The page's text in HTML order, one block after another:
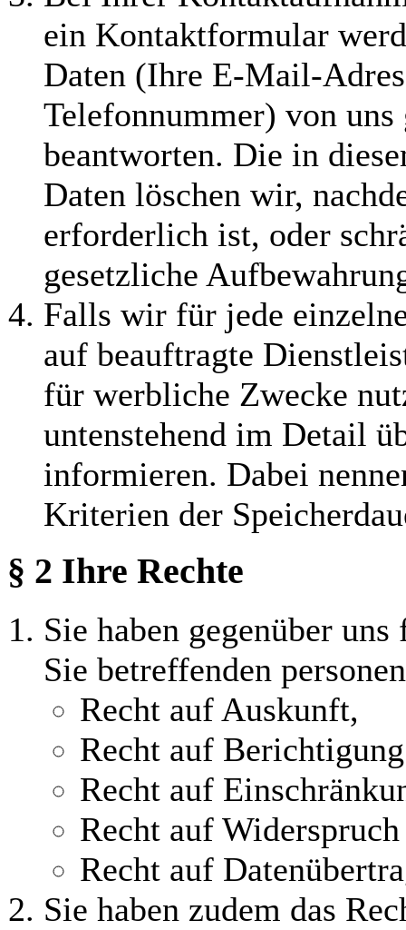
ein Kontaktformular
Daten (Ihre E-Mail-
Telefonnummer) von
beantworten. Die in
Daten löschen wir,
erforderlich ist, oder
gesetzliche
Falls wir für jede
auf beauftragte
für werbliche Zwecke
untenstehend im Detail
informieren. Dabei
Kriterien der
§ 2 Ihre Rechte
Sie haben gegenüber
Sie betreffenden
Recht auf Auskunft,
Recht auf
Recht auf
Recht auf
Recht auf
Sie haben zudem das